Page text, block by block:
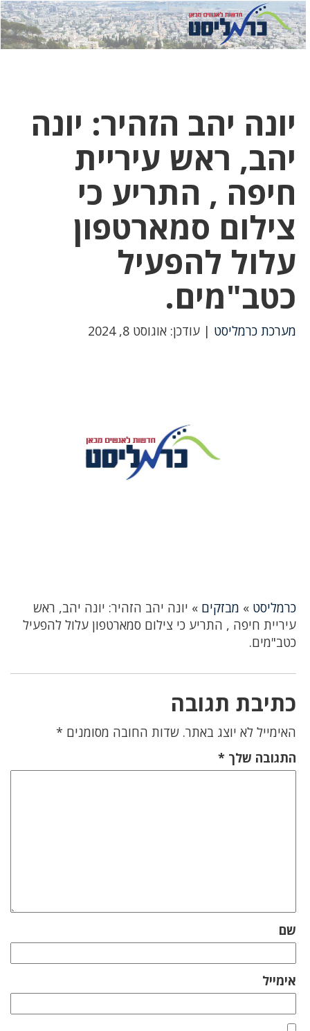
לחץ
כאן
לחץ
כדי
יונה יהב הזהיר: יונה
יהב, ראש עיריית
חיפה , התריע כי
צילום סמארטפון
עלול להפעיל
כטב"מים.
מערכת כרמליסט | עודכן: אוגוסט 8, 2024
כרמליסט » מבזקים » יונה יהב הזהיר: יונה יהב, ראש
עיריית חיפה , התריע כי צילום סמארטפון עלול להפעיל
כטב"מים.
כתיבת תגובה
האימייל לא יוצג באתר. שדות החובה מסומנים *
התגובה שלך *
שם
אימייל